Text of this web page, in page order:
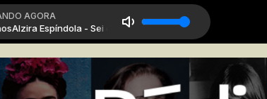
AGORA
Espíndola - Sei dos Caminhos